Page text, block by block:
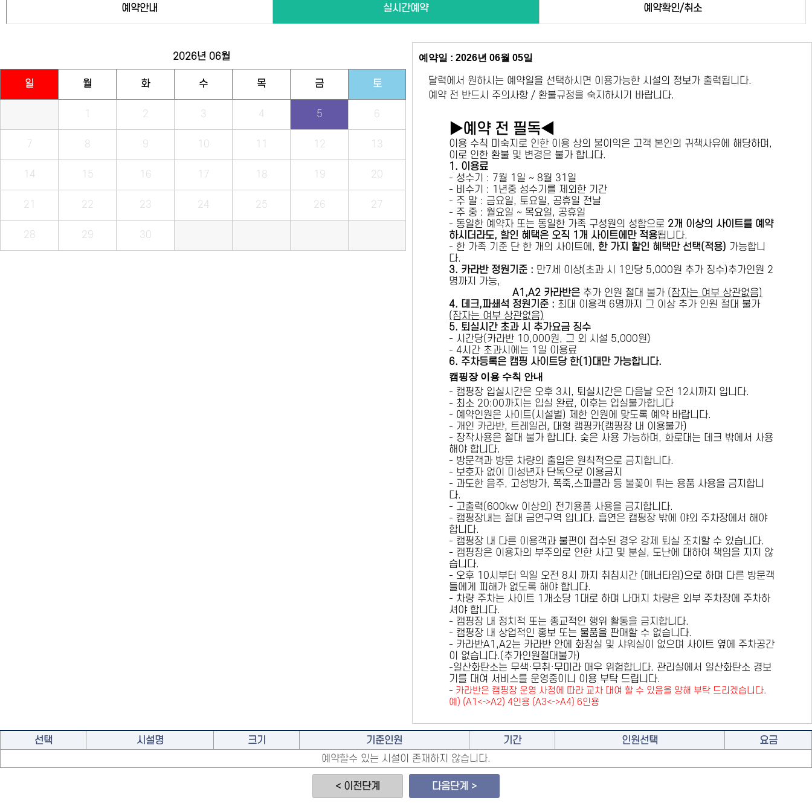
예약안내 실시간예약 예약확인/취소
2026년 06월
일 월 화 수 목 금 토
1 2 3 4 5 6
7 8 9 10 11 12 13
14 15 16 17 18 19 20
21 22 23 24 25 26 27
28 29 30
예약일 : 2026년 06월 05일
달력에서 원하시는 예약일을 선택하시면 이용가능한 시설의 정보가 출력됩니다.
예약 전 반드시 주의사항 / 환불규정을 숙지하시기 바랍니다.
▶예약 전 필독◀
이용 수칙 미숙지로 인한 이용 상의 불이익은 고객 본인의 귀책사유에 해당하며,
이로 인한 환불 및 변경은 불가 합니다.
1. 이용료
- 성수기 : 7월 1일 ~ 8월 31일
- 비수기 : 1년중 성수기를 제외한 기간
- 주 말 : 금요일, 토요일, 공휴일 전날
- 주 중 : 월요일 ~ 목요일, 공휴일
- 동일한 예약자 또는 동일한 가족 구성원의 성함으로 2개 이상의 사이트를 예약
하시더라도, 할인 혜택은 오직 1개 사이트에만 적용됩니다.
- 한 가족 기준 단 한 개의 사이트에, 한 가지 할인 혜택만 선택(적용) 가능합니
다.
3. 카라반 정원기준 : 만7세 이상(초과 시 1인당 5,000원 추가 징수)추가인원 2
명까지 가능,
A1,A2 카라반은 추가 인원 절대 불가 (잠자는 여부 상관없음)
4. 데크,파쇄석 정원기준 : ​최대 이용객 6명까지 그 이상 추가 인원 절대 불가
(잠자는 여부 상관없음)
5. 퇴실시간 초과 시 추가요금 징수
- 시간당(카라반 10,000원, 그 외 시설 5,000원)
- 4시간 초과시에는 1일 이용료
6. 주차등록은 캠핑 사이트당 한(1)대만 가능합니다.
캠핑장 이용 수칙 안내
- 캠핑장 입실시간은 오후 3시, 퇴실시간은 다음날 오전 12시까지 입니다.
- 최소 20:00까지는 입실 완료, 이후는 입실불가합니다
- 예약인원은 사이트(시설별) 제한 인원에 맞도록 예약 바랍니다.
- 개인 카라반, 트레일러, 대형 캠핑카(캠핑장 내 이용불가)
- 장작사용은 절대 불가 합니다. 숯은 사용 가능하며, 화로대는 데크 밖에서 사용
해야 합니다.
- 방문객과 방문 차량의 출입은 원칙적으로 금지합니다.
- 보호자 없이 미성년자 단독으로 이용금지
- 과도한 음주, 고성방가, 폭죽,스파클라 등 불꽃이 튀는 용품 사용을 금지합니
다.
- 고출력(600kw 이상의) 전기용품 사용을 금지합니다.
- 캠핑장내는 절대 금연구역 입니다. 흡연은 캠핑장 밖에 야외 주차장에서 해야
합니다.
- 캠핑장 내 다른 이용객과 불편이 접수된 경우 강제 퇴실 조치할 수 있습니다.
- 캠핑장은 이용자의 부주의로 인한 사고 및 분실, 도난에 대하여 책임을 지지 않
습니다.
- 오후 10시부터 익일 오전 8시 까지 취침시간 (매너타임)으로 하며 다른 방문객
들에게 피해가 없도록 해야 합니다.
- 차량 주차는 사이트 1개소당 1대로 하며 나머지 차량은 외부 주차장에 주차하
셔야 합니다.
- 캠핑장 내 정치적 또는 종교적인 행위 활동을 금지합니다.
- 캠핑장 내 상업적인 홍보 또는 물품을 판매할 수 없습니다.
- 카라반A1,A2는 카라반 안에 화장실 및 샤워실이 없으며 사이트 옆에 주차공간
이 없습니다.(추가인원절대불가)
-일산화탄소는 무색·무취·무미라 매우 위험합니다. 관리실에서 일산화탄소 경보
기를 대여 서비스를 운영중이니 이용 부탁 드립니다.
- 카라반은 캠핑장 운영 사정에 따라 교차 대여 할 수 있음을 양해 부탁 드리겠습니다.
예) (A1<->A2) 4인용 (A3<->A4) 6인용
선택 시설명 크기 기준인원 기간 인원선택
요금
예약할수 있는 시설이 존재하지 않습니다.
< 이전단계 다음단계 >